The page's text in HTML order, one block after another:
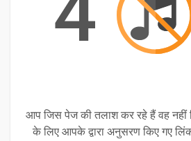
आप जिस पेज की तलाश कर रहे हैं वह नहीं
के लिए आपके द्वारा अनुसरण किए गए